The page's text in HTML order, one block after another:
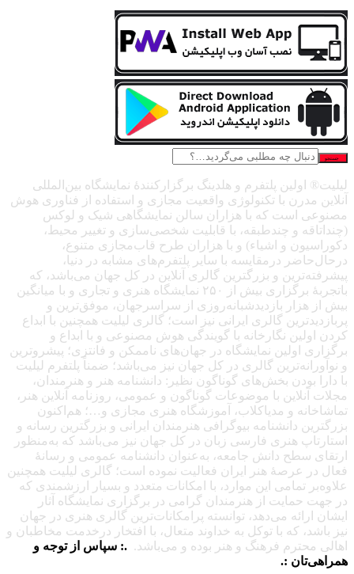
جستجو
لیلیت® اولین پلتفرم و هلدینگ برگزارکنندهٔ نمایشگاه بین‌المللی
آنلاین مدرن با تکنولوژی واقعیت مجازی و استفاده از فناوری هوش
مصنوعی است که با هزاران سالن نمایشگاهی شیک و لوکس
(چنداتاقه و چندطبقه، با قابلیت شخصی‌سازی و تغییر محیط،
دکوراسیون و اشیاء) و با هزاران طرح قاب‌مجازی متنوع،
درحال‌حاضر درمقایسه با سایر پلتفرم‌های مشابه در دنیا،
پیشرفته‌ترین و بزرگترین گالری آنلاین در کل جهان می‌باشد، که
باتجربهٔ برگزاری بیش از ۲۵۰ نمایشگاه هنری و تجاری و با میانگین
بیش از هزار بازدیدشبانه‌روزی از سراسرجهان، موفق‌ترین و
پربازدیدترین گالری ایرانی نیز است؛ گالری لیلیت همچنین با ابداع
کردن اولین نگارخانه با گویندگی هوش مصنوعی و با ابداع و
برگزاری اولین نمایشگاه در جهان‌های ناممکن و فانتزی؛ پیشروترین
و نوآورانه‌ترین گالری در کل جهان نیز می‌باشد؛ ضمناً پلتفرم لیلیت
با دارا بودن بخش‌های گوناگون نظیر: دانشنامه هنر و هنرمندان،
مجلات آنلاین با موضوعات گوناگون و عمومی، روزنامه آنلاین هنر،
تماشاخانه و مدیاکلاب، آموزشگاه هنری مجازی و…؛ هم‌اکنون
بزرگترین دانشنامه بیوگرافی هنرمندان ایرانی و بزرگترین رسانه و
استارتاپ هنری فارسی زبان در کل جهان نیز می‌باشد که به‌منظور
ارتقای سطح دانش جامعه، به‌عنوان دانشنامه عمومی و رسانهٔ
فعال در عرصهٔ هنر ایران فعالیت نموده است؛ گالری لیلیت همچنین
علاوه‌بر تمامی این موارد، با امکانات متعدد و بسیار ارزشمندی که
در جهت حمایت از هنرمندان گرامی در برگزاری نمایشگاه آثار
ایشان ارائه می‌دهد، توانسته پرامکانات‌ترین گالری هنری در جهان
نیز باشد، که با توکل به خداوند متعال، با افتخار درخدمت مخاطبان و
اهالی محترم فرهنگ و هنر بوده و می‌باشد. .: سپاس از توجه و
همراهی‌تان :.